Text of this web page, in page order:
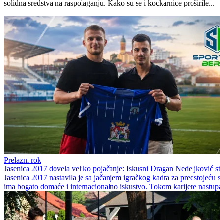
solidna sredstva na raspolaganju. Kako su se i kockarnice proširile...
Prelazni rok
Jasenica 2017 dovela veliko pojačanje: Iskusni Dragan Nedeljković
Jasenica 2017 nastavila je sa jačanjem igračkog kadra za
ima bogato domaće i internacionalno iskustvo. Tokom karijere